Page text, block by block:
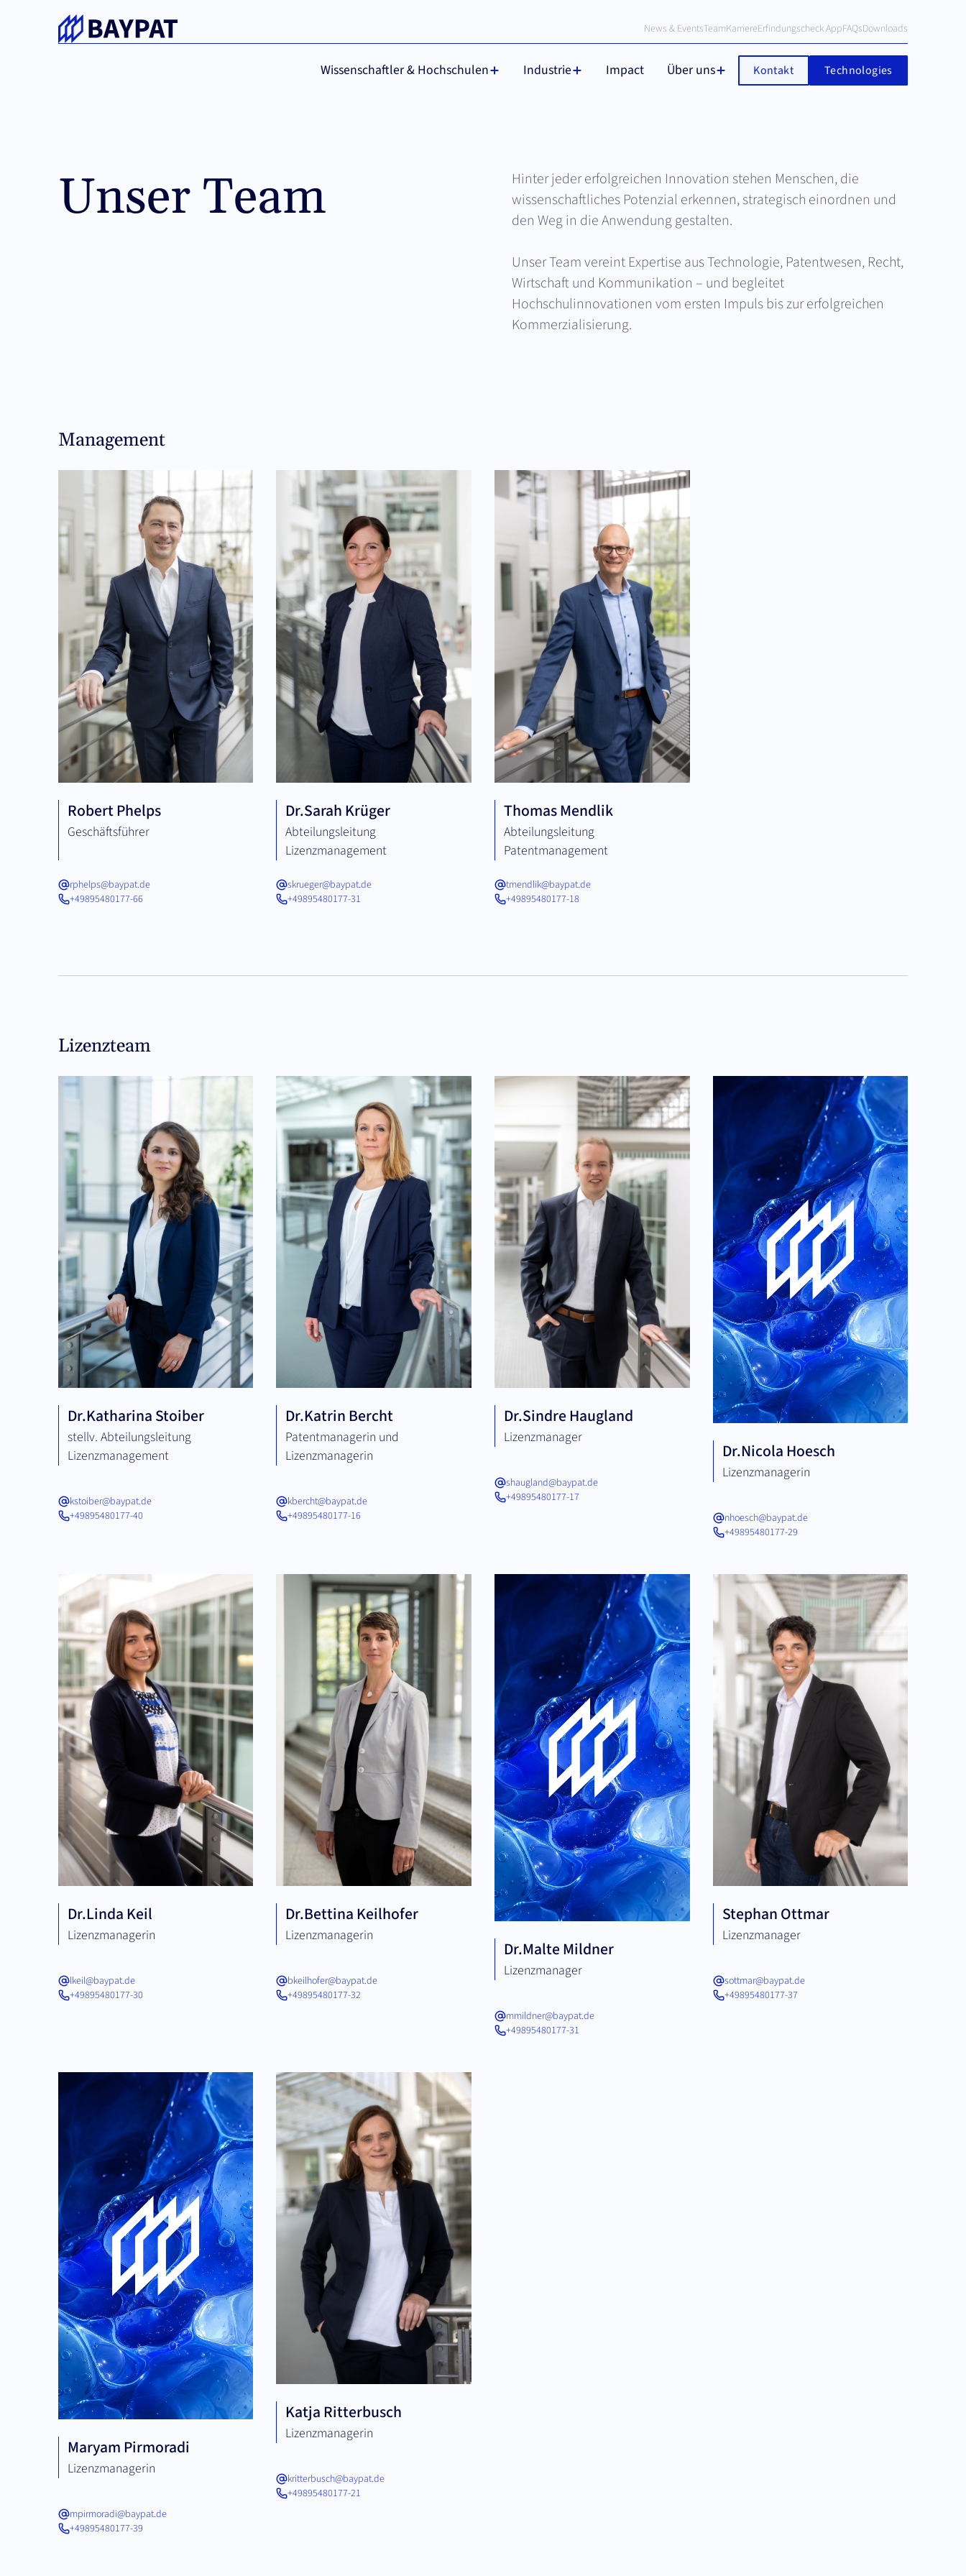
Keine Cookie-Überraschungen.
Diese Website verwendet ausschließlich technisch notwendige Cookies, die für ihre
Verstanden
News & EventsTeamKarriereErfindungscheck AppFAQsDownloads
Wissenschaftler & Hochschulen Industrie Impact Über uns Kontakt Technologies
Unser Team
Hinter jeder erfolgreichen Innovation stehen Menschen, die
wissenschaftliches Potenzial erkennen, strategisch einordnen und
den Weg in die Anwendung gestalten.
Unser Team vereint Expertise aus Technologie, Patentwesen, Recht,
Wirtschaft und Kommunikation – und begleitet
Hochschulinnovationen vom ersten Impuls bis zur erfolgreichen
Kommerzialisierung.
Management
Robert Phelps
Geschäftsführer
rphelps@baypat.de
+49895480177-66
Dr.Sarah Krüger
Abteilungsleitung
Lizenzmanagement
skrueger@baypat.de
+49895480177-31
Thomas Mendlik
Abteilungsleitung
Patentmanagement
tmendlik@baypat.de
+49895480177-18
Lizenzteam
Dr.Katharina Stoiber
stellv. Abteilungsleitung
Lizenzmanagement
kstoiber@baypat.de
+49895480177-40
Dr.Katrin Bercht
Patentmanagerin und
Lizenzmanagerin
kbercht@baypat.de
+49895480177-16
Dr.Sindre Haugland
Lizenzmanager
shaugland@baypat.de
+49895480177-17
Dr.Nicola Hoesch
Lizenzmanagerin
nhoesch@baypat.de
+49895480177-29
Dr.Linda Keil
Lizenzmanagerin
lkeil@baypat.de
+49895480177-30
Dr.Bettina Keilhofer
Lizenzmanagerin
bkeilhofer@baypat.de
+49895480177-32
Dr.Malte Mildner
Lizenzmanager
mmildner@baypat.de
+49895480177-31
Stephan Ottmar
Lizenzmanager
sottmar@baypat.de
+49895480177-37
Maryam Pirmoradi
Lizenzmanagerin
mpirmoradi@baypat.de
+49895480177-39
Katja Ritterbusch
Lizenzmanagerin
kritterbusch@baypat.de
+49895480177-21